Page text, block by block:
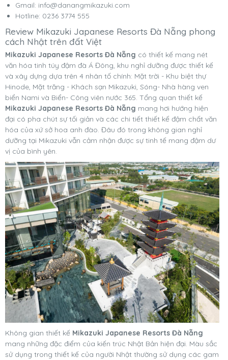
Gmail: info@danangmikazuki.com
Hotline: 0236 3774 555
Review Mikazuki Japanese Resorts Đà Nẵng phong
cách Nhật trên đất Việt
Mikazuki Japanese Resorts Đà Nẵng có thiết kế mang nét
văn hóa tinh túy đậm đà Á Đông, khu nghỉ dưỡng được thiết kế
và xây dựng dựa trên 4 nhân tố chính: Mặt trời - Khu biệt thự
Hinode, Mặt trăng - Khách sạn Mikazuki, Sóng- Nhà hàng ven
biển Nami và Biển- Công viên nước 365. Tổng quan thiết kế
Mikazuki Japanese Resorts Đà Nẵng mang hơi hướng hiện
đại có pha chút sự tối giản và các chi tiết thiết kế đậm chất văn
hóa của xứ sở hoa anh đào. Đâu đó trong không gian nghỉ
dưỡng tại Mikazuki vẫn cảm nhận được sự tinh tế mang đậm dư
vị của bình yên.
Không gian thiết kế Mikazuki Japanese Resorts Đà Nẵng
mang những đặc điểm của kiến trúc Nhật Bản hiện đại. Màu sắc
sử dụng trong thiết kế của người Nhật thường sử dụng các gam